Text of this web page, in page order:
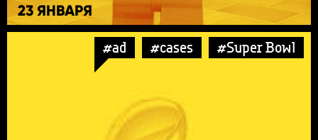
23 ЯНВАРЯ
#ad #cases #Super Bowl